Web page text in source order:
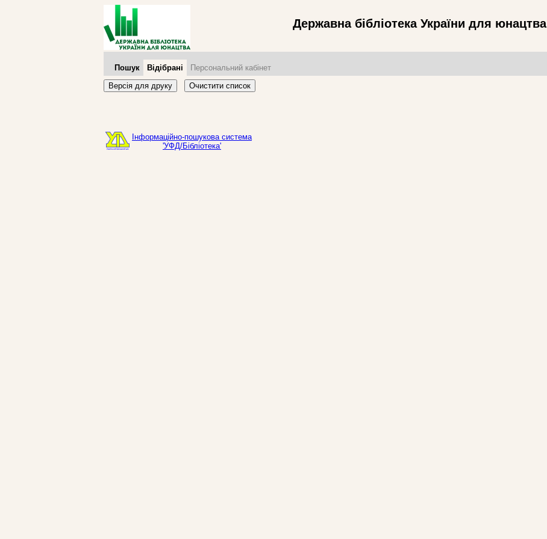
Державна бібліотека України для юнацтва
Пошук Відібрані Персональний кабінет
Версія для друку Очистити список
Інформаційно-пошукова система
'УФД/Бібліотека'